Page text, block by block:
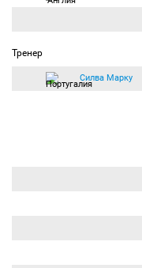
Тренер
Силва Марку